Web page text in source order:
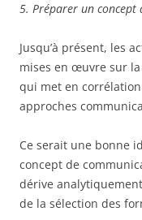
5. Préparer un
Jusqu’à présent, les
mises en œuvre sur
qui met en
approches
Ce serait une bonne
concept de
dérive
de la sélection des